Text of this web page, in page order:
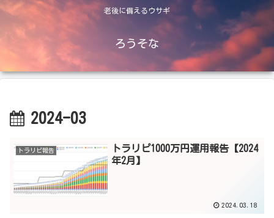
老後に備えるウサギ
ろうそな
2024-03
トラリピ報告
トラリピ1000万円運用報告【2024
年2月】
2024.03.18